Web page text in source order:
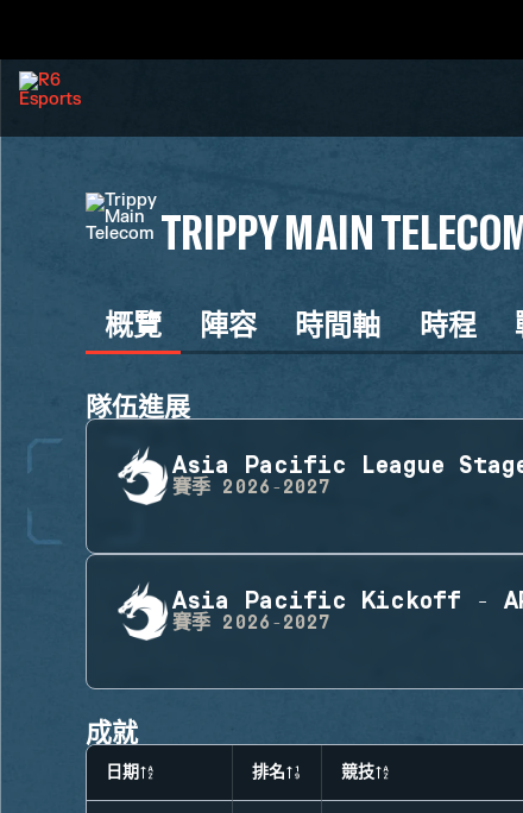
TRIPPY MAIN
概覽 陣容 時間軸 時程
隊伍進展
Asia Pacific League
賽季 2026-2027
Asia Pacific Kickoff -
賽季 2026-2027
成就
日期 排名 競技